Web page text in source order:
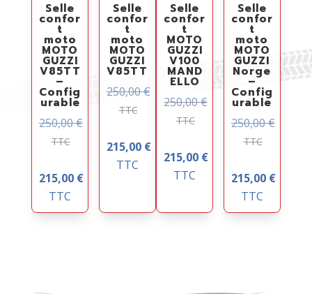
Selle
confor
t
moto
MOTO
GUZZI
V85TT
–
Config
urable
250,00€
TTC
215,00 €
TTC
Selle
confor
t
moto
MOTO
GUZZI
V85TT
250,00€
TTC
215,00 €
TTC
Selle
confor
t
MOTO
GUZZI
V100
MAND
ELLO
250,00€
TTC
215,00 €
TTC
Selle
confor
t
moto
MOTO
GUZZI
Norge
–
Config
urable
250,00€
TTC
215,00 €
TTC